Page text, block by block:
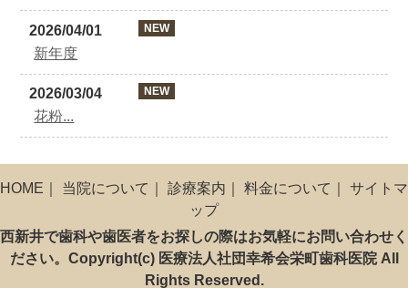
2026/04/01 NEW
新年度
2026/03/04 NEW
花粉...
HOME 当院について 診療案内 料金について
サイトマ
ップ
西新井で歯科や歯医者をお探しの際はお気軽にお問い合わせく
ださい。Copyright(c) 医療法人社団幸希会栄町歯科医院 All
Rights Reserved.